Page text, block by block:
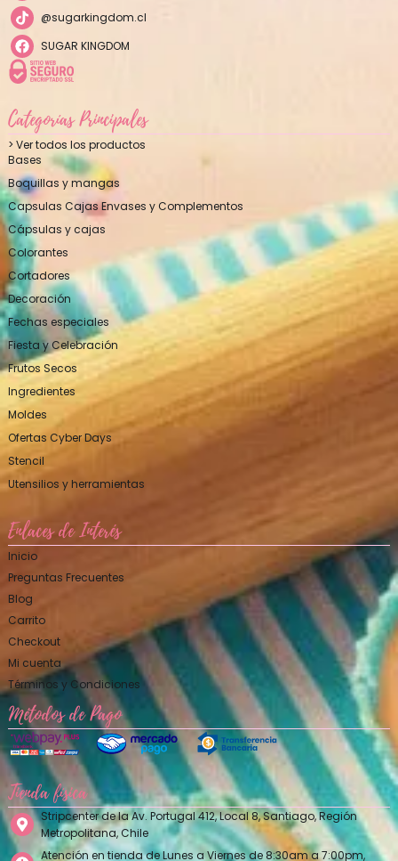
@sugarkingdom.cl
SUGAR KINGDOM
Categorías Principales
> Ver todos los productos
Bases
Boquillas y mangas
Capsulas Cajas Envases y Complementos
Cápsulas y cajas
Colorantes
Cortadores
Decoración
Fechas especiales
Fiesta y Celebración
Frutos Secos
Ingredientes
Moldes
Ofertas Cyber Days
Stencil
Utensilios y herramientas
Enlaces de Interés
Inicio
Preguntas Frecuentes
Blog
Carrito
Checkout
Mi cuenta
Términos y Condiciones
Métodos de Pago
Tienda física
Stripcenter de la Av. Portugal 412, Local 8, Santiago, Región
Metropolitana, Chile
Atención en tienda de Lunes a Viernes de 8:30am a 7:00pm,